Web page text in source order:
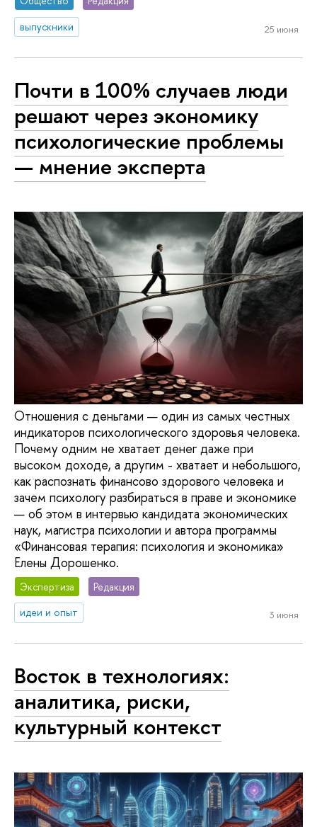
выпускники
25 июня
Почти в 100% случаев люди
решают через экономику
психологические проблемы
— мнение эксперта
Отношения с деньгами — один из самых честных
индикаторов психологического здоровья человека.
Почему одним не хватает денег даже при
высоком доходе, а другим - хватает и небольшого,
как распознать финансово здорового человека и
зачем психологу разбираться в праве и экономике
— об этом в интервью кандидата экономических
наук, магистра психологии и автора программы
«Финансовая терапия: психология и экономика»
Елены Дорошенко.
Экспертиза
Редакция
идеи и опыт
3 июня
Восток в технологиях:
аналитика, риски,
культурный контекст